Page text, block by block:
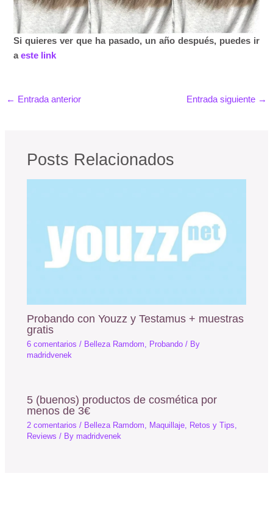
Si quieres ver que ha pasado, un año después, puedes ir
aeste link
← Entrada anterior Entrada siguiente →
Posts Relacionados
Probando con Youzz y Testamus + muestras
gratis
6 comentarios / Belleza Ramdom, Probando / By
madridvenek
5 (buenos) productos de cosmética por
menos de 3€
2 comentarios / Belleza Ramdom Maquillaje Retos y Tips
Reviews / By madridvenek